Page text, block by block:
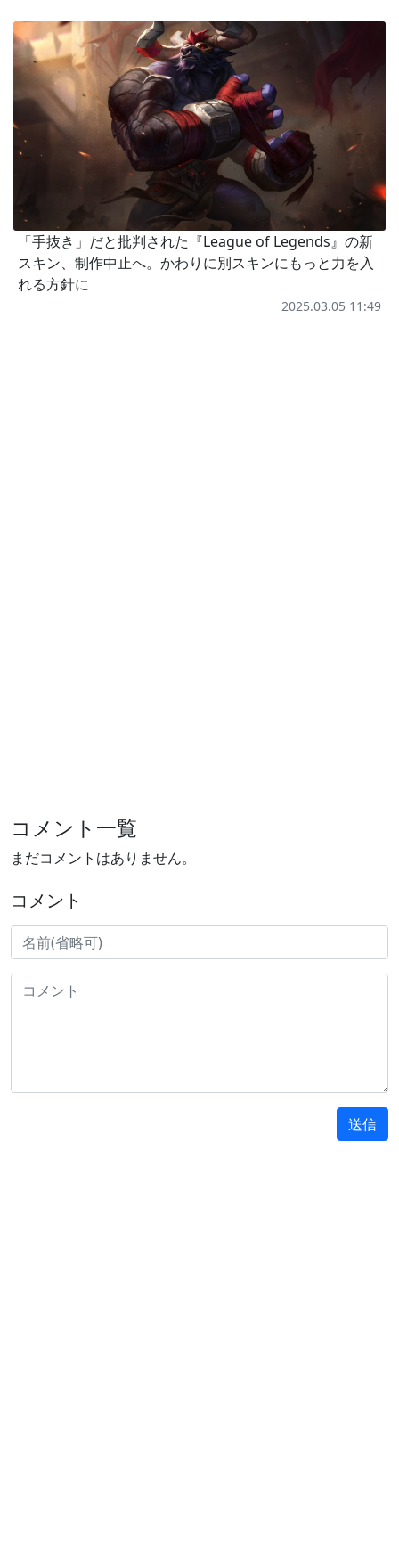
「手抜き」だと批判された『League of Legends』の新
スキン、制作中止へ。かわりに別スキンにもっと力を入
れる方針に
2025.03.05 11:49
コメント一覧
まだコメントはありません。
コメント
送信